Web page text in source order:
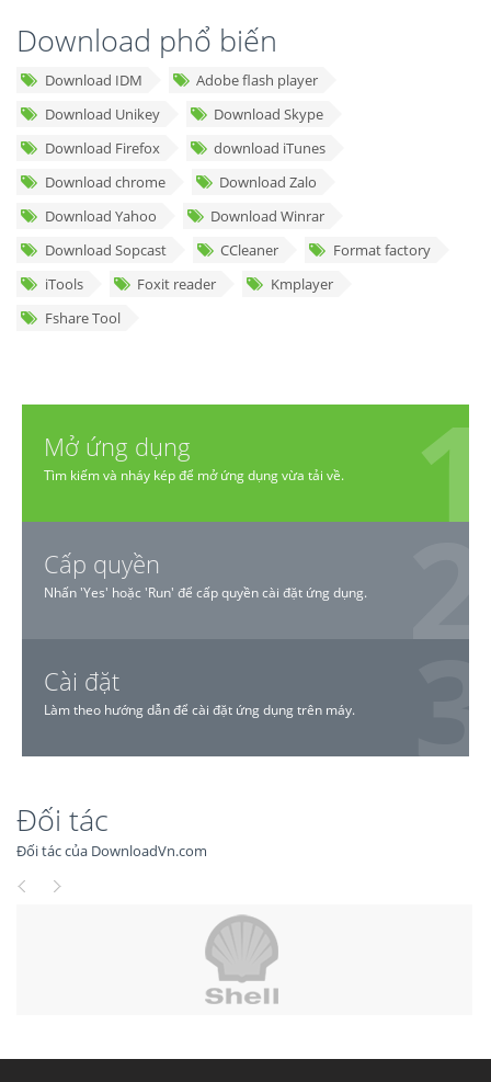
Download phổ biến
Download IDM
Adobe flash player
Download Unikey
Download Skype
Download Firefox
download iTunes
Download chrome
Download Zalo
Download Yahoo
Download Winrar
Download Sopcast
CCleaner
Format factory
iTools
Foxit reader
Kmplayer
Fshare Tool
Mở ứng dụng
Tìm kiếm và nháy kép để mở ứng dụng vừa tải về.
Cấp quyền
Nhấn 'Yes' hoặc 'Run' để cấp quyền cài đặt ứng dụng.
Cài đặt
Làm theo hướng dẫn để cài đặt ứng dụng trên máy.
Đối tác
Đối tác của DownloadVn.com